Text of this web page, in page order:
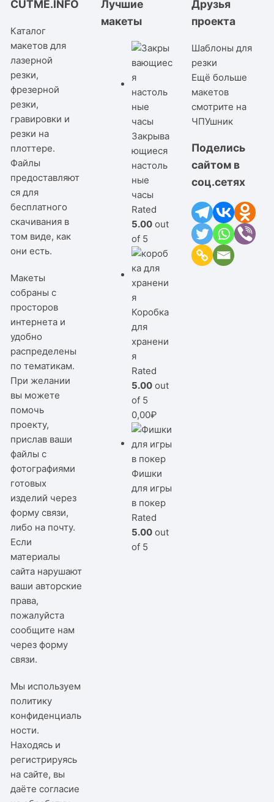
CUTME.INFO
Каталог
макетов для
лазерной
резки,
фрезерной
резки,
гравировки и
резки на
плоттере.
Файлы
предоставляют
ся для
бесплатного
скачивания в
том виде, как
они есть.
Макеты
собраны с
просторов
интернета и
удобно
распределены
по тематикам.
При желании
вы можете
помочь
проекту,
прислав ваши
файлы с
фотографиями
готовых
изделий через
форму связи,
либо на почту.
Если
материалы
сайта нарушают
ваши авторские
права,
пожалуйста
сообщите нам
черезформу
связи.
Мы используем
политику
конфиденциаль
ности.
Находясь и
регистрируясь
на сайте, вы
даёте согласие
Лучшие
макеты
Закрыва
ющиеся
настоль
ные
часы
Rated
5.00 out
of 5
Коробка
для
хранени
я
Rated
5.00 out
of 5
0,00₽
Фишки
для игры
в покер
Rated
5.00 out
of 5
Друзья
проекта
Шаблоны для
резки
Ещё больше
макетов
смотрите на
ЧПУшник
Поделись
сайтом в
соц.сетях